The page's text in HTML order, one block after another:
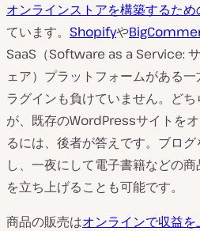
オンラインストアを構築するため
ています。 Shopifyや
SaaS（Software as a Service:
ェア）プラットフォームがある
ラグインも負けていません。ど
が、既存のWordPressサイトを
るには、後者が答えです。ブロ
し、一夜にして電子書籍などの
を立ち上げることも可能です。
商品の販売はオンラインで収益